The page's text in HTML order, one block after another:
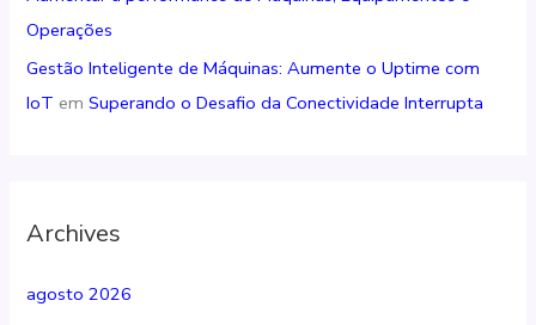
Operações
Gestão Inteligente de Máquinas: Aumente o Uptime com
IoT emSuperando o Desafio da Conectividade Interrupta
Archives
agosto 2026